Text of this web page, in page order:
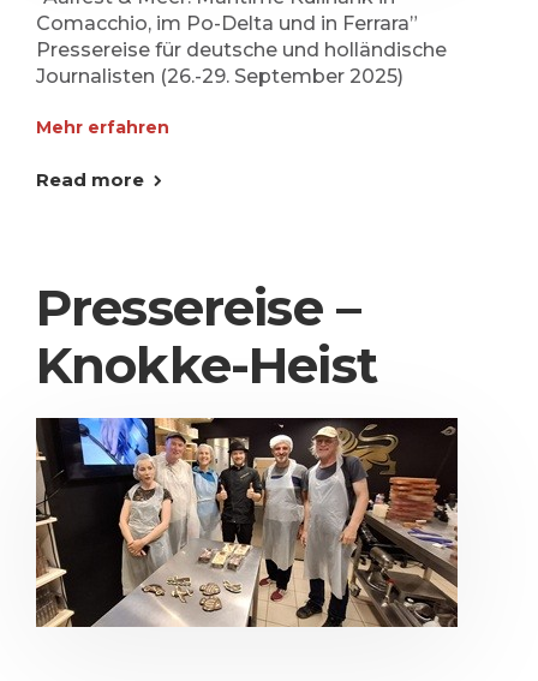
Comacchio, im Po-Delta und in Ferrara”
Pressereise für deutsche und holländische
Journalisten (26.-29. September 2025)
Mehr erfahren
Read more
Pressereise –
Knokke-Heist